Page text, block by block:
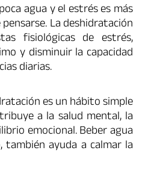
agua y el estrés es más
La deshidratación
fisiológicas de estrés,
y disminuir la capacidad
diarias.
es un hábito simple
a la salud mental, la
emocional. Beber agua
ayuda a calmar la